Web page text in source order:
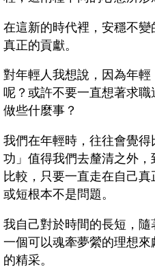
在這新的時代裡，安穩不
真正的貢獻。
對年輕人我想說，因為年
呢？或許不要一直想著求
做些什麼事？
我們在年輕時，往往會覺
功」值得我們去釐清之外
比較，只要一直走在自己
或短根本不是問題。
我自己對於時間的長短，
一個可以魂牽夢縈的理想
的精采。